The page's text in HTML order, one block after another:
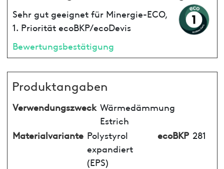
Sehr gut geeignet für Minergie-ECO,
1. Priorität ecoBKP/ecoDevis
Bewertungsbestätigung
Produktangaben
Verwendungszweck Wärmedämmung
Estrich
Materialvariante Polystyrol
expandiert
(EPS)
ecoBKP 281